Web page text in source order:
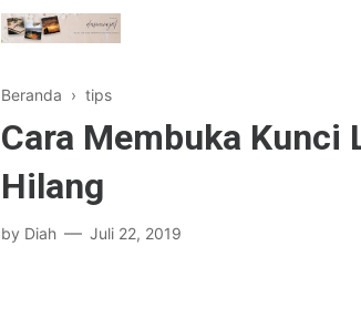
Beranda › tips
Cara Membuka Kunci
Hilang
by Diah Juli 22, 2019